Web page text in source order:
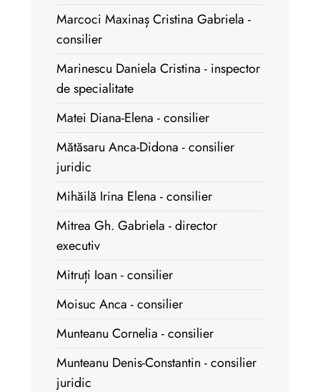
Marcoci Maxinaș Cristina Gabriela -
consilier
Marinescu Daniela Cristina - inspector
de specialitate
Matei Diana-Elena - consilier
Mătăsaru Anca-Didona - consilier
juridic
Mihăilă Irina Elena - consilier
Mitrea Gh. Gabriela - director
executiv
Mitruți Ioan - consilier
Moisuc Anca - consilier
Munteanu Cornelia - consilier
Munteanu Denis-Constantin - consilier
juridic